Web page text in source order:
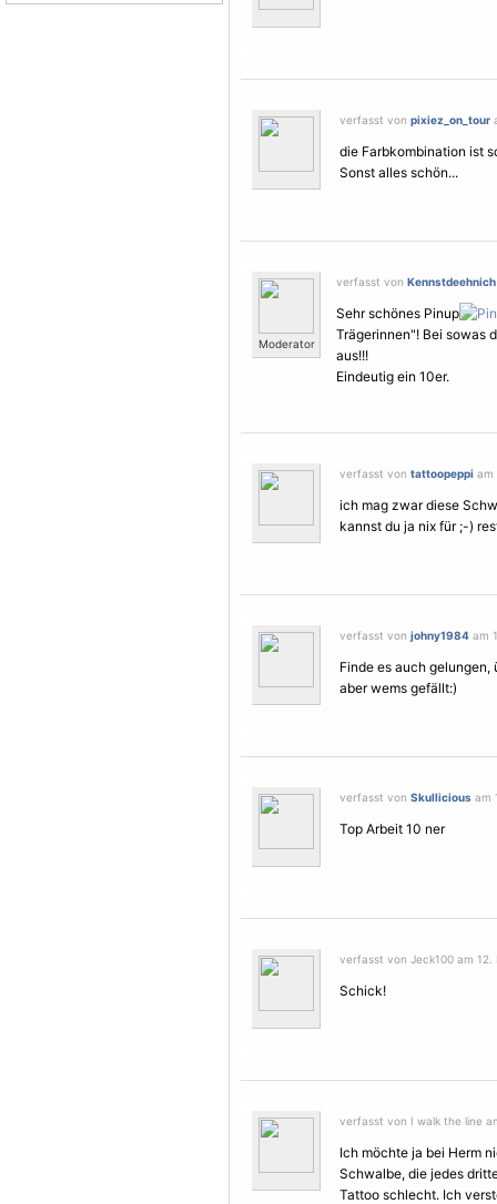
verfasst von pixiez_on_tour
die Farbkombination ist
Sonst alles schön...
Moderator
verfasst von Kennstdeehnich
Sehr schönes Pinup
Trägerinnen"! Bei sowas
aus!!!
Eindeutig ein 10er.
verfasst von tattoopeppi am
ich mag zwar diese
kannst du ja nix für ;-)
verfasst von johny1984 am
Finde es auch
aber wems gefällt:)
verfasst von Skullicious am
Top Arbeit 10 ner
verfasst von Jeck100 am 12.
Schick!
verfasst von I walk the line
Ich möchte ja bei Herm
Schwalbe, die jedes
Tattoo schlecht. Ich